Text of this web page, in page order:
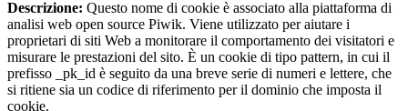
Descrizione: Questo nome di cookie è associato alla piattaforma di
analisi web open source Piwik. Viene utilizzato per aiutare i
proprietari di siti Web a monitorare il comportamento dei visitatori e
misurare le prestazioni del sito. È un cookie di tipo pattern, in cui il
prefisso _pk_id è seguito da una breve serie di numeri e lettere, che
si ritiene sia un codice di riferimento per il dominio che imposta il
cookie.